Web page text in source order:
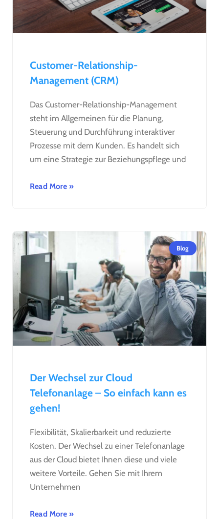
Customer-Relationship-
Management (CRM)
Das Customer-Relationship-Management
steht im Allgemeinen für die Planung,
Steuerung und Durchführung interaktiver
Prozesse mit dem Kunden. Es handelt sich
um eine Strategie zur Beziehungspflege und
Read More »
Blog
Der Wechsel zur Cloud
Telefonanlage – So einfach kann es
gehen!
Flexibilität, Skalierbarkeit und reduzierte
Kosten. Der Wechsel zu einer Telefonanlage
aus der Cloud bietet Ihnen diese und viele
weitere Vorteile. Gehen Sie mit Ihrem
Unternehmen
Read More »